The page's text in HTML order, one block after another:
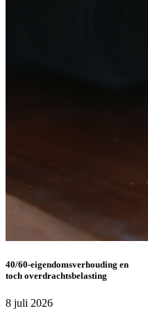
40/60-eigendomsverhouding en
toch overdrachtsbelasting
8 juli 2026